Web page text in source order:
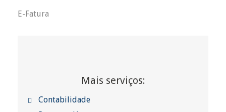
E-Fatura
Mais serviços:
Contabilidade